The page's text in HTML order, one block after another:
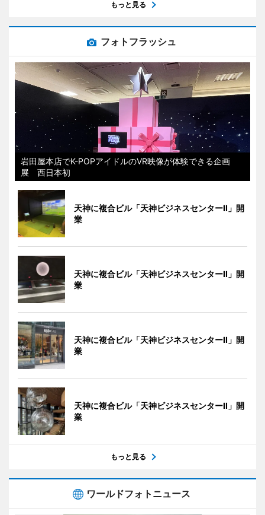
もっと見る
フォトフラッシュ
岩田屋本店でK-POPアイドルのVR映像が体験できる企画
展 西日本初
天神に複合ビル「天神ビジネスセンターII」開
業
天神に複合ビル「天神ビジネスセンターII」開
業
天神に複合ビル「天神ビジネスセンターII」開
業
天神に複合ビル「天神ビジネスセンターII」開
業
もっと見る
ワールドフォトニュース